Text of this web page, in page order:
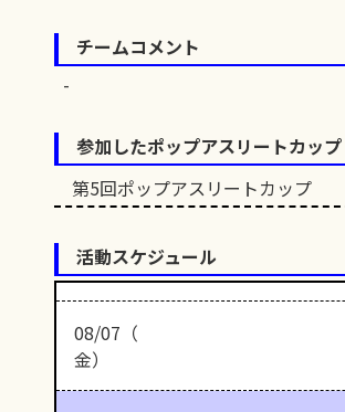
チームコメント
参加したポップアスリートカップ
第5回ポップアスリートカップ
活動スケジュール
08/07（
金）